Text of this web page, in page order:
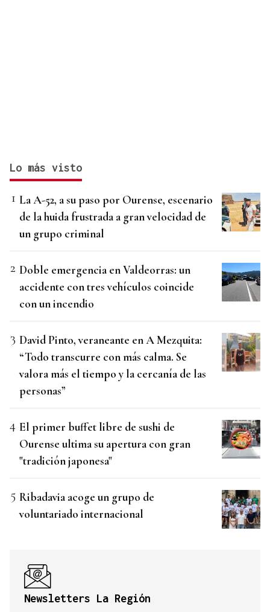
Lo más visto
La A-52, a su paso por Ourense, escenario
de la huida frustrada a gran velocidad de
un grupo criminal
Doble emergencia en Valdeorras: un
accidente con tres vehículos coincide
con un incendio
David Pinto, veraneante en A Mezquita:
“Todo transcurre con más calma. Se
valora más el tiempo y la cercanía de las
personas”
El primer buffet libre de sushi de
Ourense ultima su apertura con gran
"tradición japonesa"
Ribadavia acoge un grupo de
voluntariado internacional
Newsletters La Región